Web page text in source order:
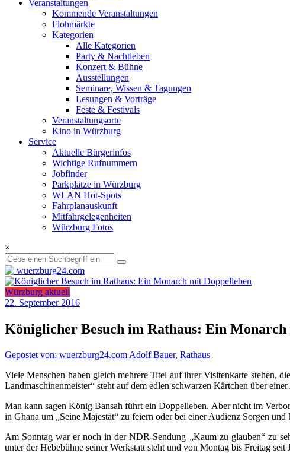
Veranstaltungen
Kommende Veranstaltungen
Flohmärkte
Kategorien
Alle Kategorien
Party & Nachtleben
Konzert & Bühne
Ausstellungen
Seminare, Wissen & Tagungen
Lesungen & Vorträge
Feste & Festivals
Veranstaltungsorte
Kino in Würzburg
Service
Aktuelle Bürgerinfos
Wichtige Rufnummern
Jobfinder
Parkplätze in Würzburg
WLAN Hot-Spots
Fahrplanauskunft
Mitfahrgelegenheiten
Würzburg Fotos
×
Würzburg aktuell
22. September 2016
Königlicher Besuch im Rathaus: Ein Monarch
Gepostet von: wuerzburg24.com Adolf Bauer, Rathaus
Viele Menschen haben gleich mehrere Titel auf ihrer Visitenkarte stehen,
Landmaschinenmeister“ steht auf dem edlen schwarzen Kärtchen über
Man kann sagen König Bansah führt ein Doppelleben. Aber nicht im
in Ghana um „Seine Majestät“ zu feiern oder bei einer Audienz Sorgen
Am Sonntag war er noch in der NDR-Sendung „Kaum zu glauben“ zu
unter der Hebebühne seiner Werkstatt steht und von Montag bis Freitag